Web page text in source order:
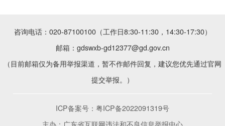
咨询电话：020-87100100（工作日8:30-11:30，14:30-17:30）
邮箱：gdswxb-gd12377@gd.gov.cn
（目前邮箱仅为备用举报渠道，暂不作邮件回复，建议您优先通过官网
提交举报。）
ICP备案号： 粤ICP备2022091319号
主办：广东省互联网违法和不良信息举报中心